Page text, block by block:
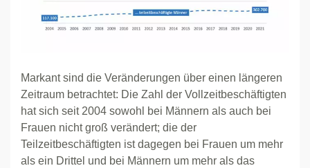
Markant sind die Veränderungen über einen längeren
Zeitraum betrachtet: Die Zahl der Vollzeitbeschäftigten
hat sich seit 2004 sowohl bei Männern als auch bei
Frauen nicht groß verändert; die der
Teilzeitbeschäftigten ist dagegen bei Frauen um mehr
als ein Drittel und bei Männern um mehr als das